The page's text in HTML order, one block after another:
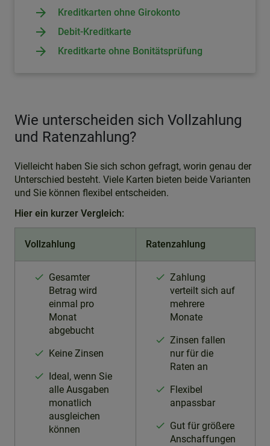
Kreditkarten ohne Girokonto
Debit-Kreditkarte
Kreditkarte ohne Bonitätsprüfung
Wie unterscheiden sich Vollzahlung
und Ratenzahlung?
Vielleicht haben Sie sich schon gefragt, worin genau der
Unterschied besteht. Viele Karten bieten beide Varianten
und Sie können flexibel entscheiden.
Hier ein kurzer Vergleich:
Vollzahlung Ratenzahlung
Gesamter
Betrag wird
einmal pro
Monat
abgebucht
Keine Zinsen
Ideal, wenn Sie
alle Ausgaben
monatlich
ausgleichen
können
Zahlung
verteilt sich auf
mehrere
Monate
Zinsen fallen
nur für die
Raten an
Flexibel
anpassbar
Gut für größere
Anschaffungen